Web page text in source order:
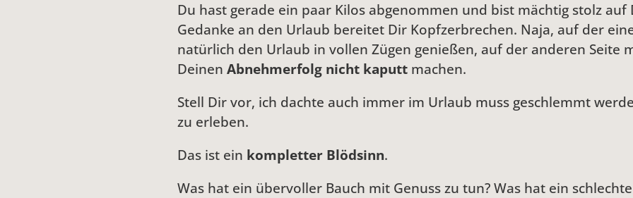
Du hast gerade ein paar Kilos abgenommen und bist mächtig stolz auf
Gedanke an den Urlaub bereitet Dir Kopfzerbrechen. Naja, auf der
natürlich den Urlaub in vollen Zügen genießen, auf der anderen Seite
Deinen Abnehmerfolg nicht kaputt machen.
Stell Dir vor, ich dachte auch immer im Urlaub muss geschlemmt
zu erleben.
Das ist ein kompletter Blödsinn.
Was hat ein übervoller Bauch mit Genuss zu tun? Was hat ein